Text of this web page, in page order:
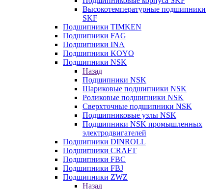
Высокотемпературные подшипники
SKF
Подшипники TIMKEN
Подшипники FAG
Подшипники INA
Подшипники KOYO
Подшипники NSK
Назад
Подшипники NSK
Шариковые подшипники NSK
Роликовые подшипники NSK
Сверхточные подшипники NSK
Подшипниковые узлы NSK
Подшипники NSK промышленных
электродвигателей
Подшипники DINROLL
Подшипники CRAFT
Подшипники FBC
Подшипники FBJ
Подшипники ZWZ
Назад